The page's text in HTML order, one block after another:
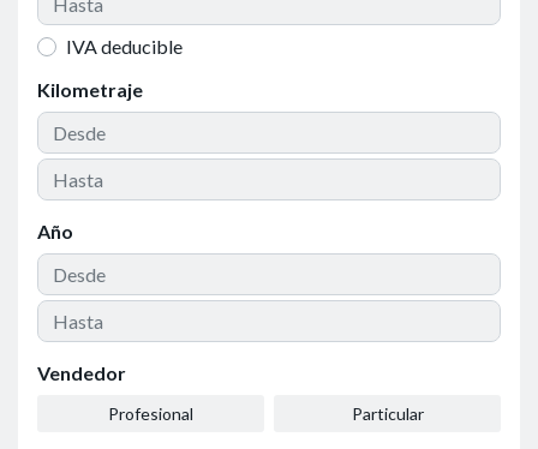
IVA deducible
Kilometraje
Año
Vendedor
Profesional Particular